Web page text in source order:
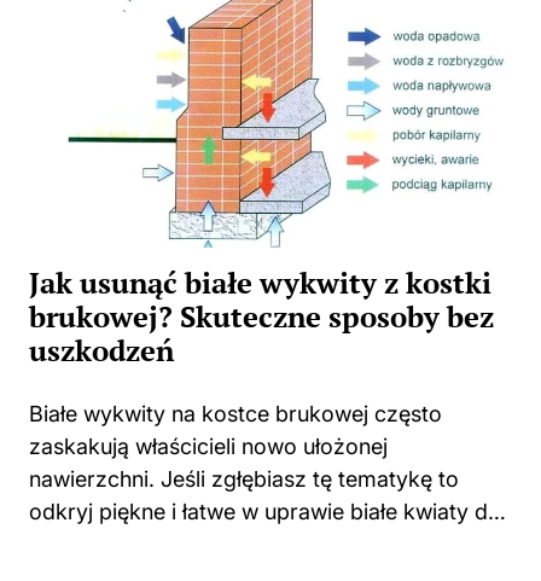
Jak usunąć białe wykwity z kostki
brukowej? Skuteczne sposoby bez
uszkodzeń
Białe wykwity na kostce brukowej często
zaskakują właścicieli nowo ułożonej
nawierzchni. Jeśli zgłębiasz tę tematykę to
odkryj piękne i łatwe w uprawie białe kwiaty do